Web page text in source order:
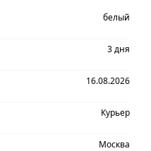
белый
3 дня
16.08.2026
Курьер
Москва